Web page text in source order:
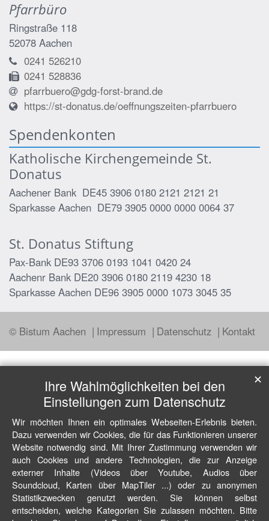
Pfarrbüro
Ringstraße 118
52078 Aachen
0241 526210
0241 528836
pfarrbuero@gdg-forst-brand.de
https://st-donatus.de/oeffnungszeiten-pfarrbuero
Spendenkonten
Katholische Kirchengemeinde St.
Donatus
Aachener Bank DE45 3906 0180 2121 2121 21
Sparkasse Aachen DE79 3905 0000 0000 0064 37
St. Donatus Stiftung
Pax-Bank DE93 3706 0193 1041 0420 24
Aachenr Bank DE20 3906 0180 2119 4230 18
Sparkasse Aachen DE96 3905 0000 1073 3045 35
© Bistum Aachen Impressum Datenschutz Kontakt
Ihre Wahlmöglichkeiten bei den
Einstellungen zum Datenschutz
Wir möchten Ihnen ein optimales Webseiten-Erlebnis bieten.
Dazu verwenden wir Cookies, die für das Funktionieren unserer
Website notwendig sind. Mit Ihrer Zustimmung verwenden wir
auch Cookies und andere Technologien, die zur Anzeige
externer Inhalte (Videos über Youtube, Audios über
Soundcloud, Karten über MapTiler ...) oder zu anonymen
Statistikzwecken genutzt werden. Sie können selbst
entscheiden, welche Kategorien Sie zulassen möchten. Bitte
✕